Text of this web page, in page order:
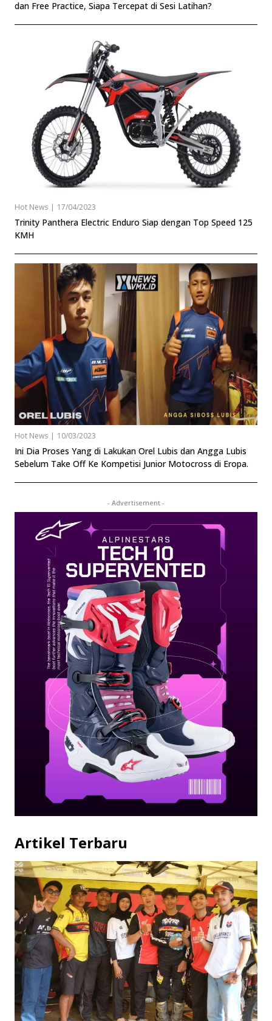
dan Free Practice, Siapa Tercepat di Sesi Latihan?
Hot News | 17/04/2023
Trinity Panthera Electric Enduro Siap dengan Top Speed 125
KMH
Hot News | 10/03/2023
Ini Dia Proses Yang di Lakukan Orel Lubis dan Angga Lubis
Sebelum Take Off Ke Kompetisi Junior Motocross di Eropa.
- Advertisement -
Artikel Terbaru